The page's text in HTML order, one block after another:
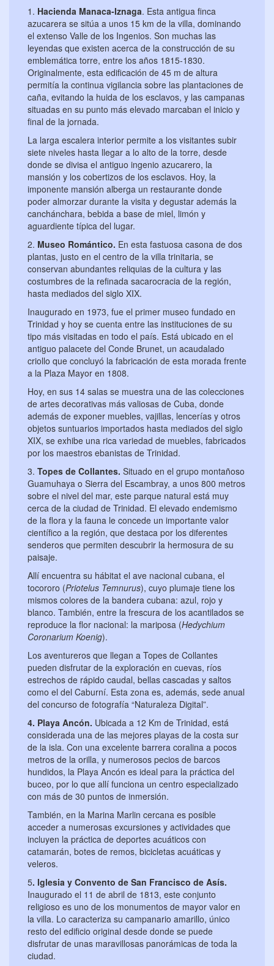
1. Hacienda Manaca-Iznaga. Esta antigua finca
azucarera se sitúa a unos 15 km de la villa, dominando
el extenso Valle de los Ingenios. Son muchas las
leyendas que existen acerca de la construcción de su
emblemática torre, entre los años 1815-1830.
Originalmente, esta edificación de 45 m de altura
permitía la continua vigilancia sobre las plantaciones de
caña, evitando la huida de los esclavos, y las campanas
situadas en su punto más elevado marcaban el inicio y
final de la jornada.
La larga escalera interior permite a los visitantes subir
siete niveles hasta llegar a lo alto de la torre, desde
donde se divisa el antiguo ingenio azucarero, la
mansión y los cobertizos de los esclavos. Hoy, la
imponente mansión alberga un restaurante donde
poder almorzar durante la visita y degustar además la
canchánchara, bebida a base de miel, limón y
aguardiente típica del lugar.
2. Museo Romántico. En esta fastuosa casona de dos
plantas, justo en el centro de la villa trinitaria, se
conservan abundantes reliquias de la cultura y las
costumbres de la refinada sacarocracia de la región,
hasta mediados del siglo XIX.
Inaugurado en 1973, fue el primer museo fundado en
Trinidad y hoy se cuenta entre las instituciones de su
tipo más visitadas en todo el país. Está ubicado en el
antiguo palacete del Conde Brunet, un acaudalado
criollo que concluyó la fabricación de esta morada frente
a la Plaza Mayor en 1808.
Hoy, en sus 14 salas se muestra una de las colecciones
de artes decorativas más valiosas de Cuba, donde
además de exponer muebles, vajillas, lencerías y otros
objetos suntuarios importados hasta mediados del siglo
XIX, se exhibe una rica variedad de muebles, fabricados
por los maestros ebanistas de Trinidad.
3. Topes de Collantes. Situado en el grupo montañoso
Guamuhaya o Sierra del Escambray, a unos 800 metros
sobre el nivel del mar, este parque natural está muy
cerca de la ciudad de Trinidad. El elevado endemismo
de la flora y la fauna le concede un importante valor
científico a la región, que destaca por los diferentes
senderos que permiten descubrir la hermosura de su
paisaje.
Allí encuentra su hábitat el ave nacional cubana, el
tocororo (Priotelus Temnurus), cuyo plumaje tiene los
mismos colores de la bandera cubana: azul, rojo y
blanco. También, entre la frescura de los acantilados se
reproduce la flor nacional: la mariposa (Hedychium
Coronarium Koenig).
Los aventureros que llegan a Topes de Collantes
pueden disfrutar de la exploración en cuevas, ríos
estrechos de rápido caudal, bellas cascadas y saltos
como el del Caburní. Esta zona es, además, sede anual
del concurso de fotografía “Naturaleza Digital”.
4. Playa Ancón. Ubicada a 12 Km de Trinidad, está
considerada una de las mejores playas de la costa sur
de la isla. Con una excelente barrera coralina a pocos
metros de la orilla, y numerosos pecios de barcos
hundidos, la Playa Ancón es ideal para la práctica del
buceo, por lo que allí funciona un centro especializado
con más de 30 puntos de inmersión.
También, en la Marina Marlin cercana es posible
acceder a numerosas excursiones y actividades que
incluyen la práctica de deportes acuáticos con
catamarán, botes de remos, bicicletas acuáticas y
veleros.
5. Iglesia y Convento de San Francisco de Asís.
Inaugurado el 11 de abril de 1813, este conjunto
religioso es uno de los monumentos de mayor valor en
la villa. Lo caracteriza su campanario amarillo, único
resto del edificio original desde donde se puede
disfrutar de unas maravillosas panorámicas de toda la
ciudad.